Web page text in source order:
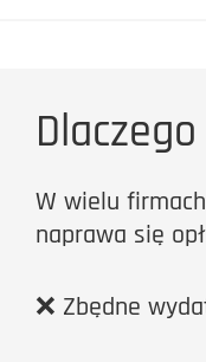
W wielu
naprawa się
❌ Zbędne